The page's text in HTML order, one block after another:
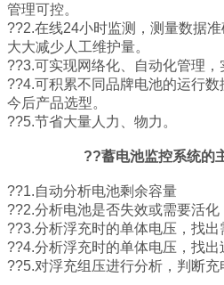
管理可控。
??2.在线24小时监测，测量数据准
大大减少人工维护量。
??3.可实现网络化、自动化管理，
??4.可积累不同品牌电池的运行
今后产品选型。
??5.节省大量人力、物力。
??蓄电池监控系统的
??1.自动分析电池剩余容量
??2.分析电池是否失效或需要活化
??3.分析浮充时的单体电压，找
??4.分析浮充时的单体电压，找出
??5.对浮充组压进行分析，判断